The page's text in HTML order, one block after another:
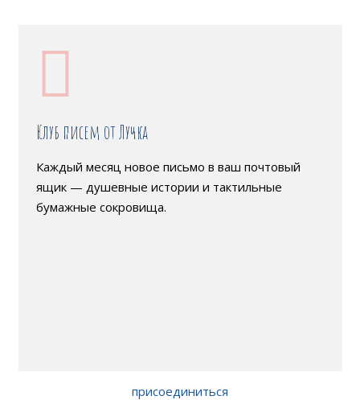
Клуб писем от Лучка
Каждый месяц новое письмо в ваш почтовый
ящик — душевные истории и тактильные
бумажные сокровища.
присоединиться